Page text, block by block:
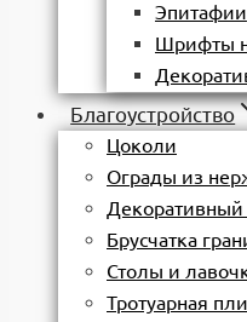
Эпитафии
Шрифты
Благоустройство
Цоколи
Ограды из
Декоративный
Брусчатка
Столы и
Тротуарная